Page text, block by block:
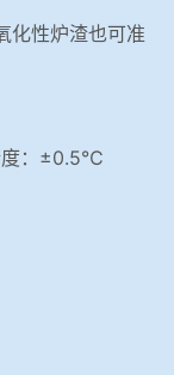
化性炉渣也可准
度：±0.5℃